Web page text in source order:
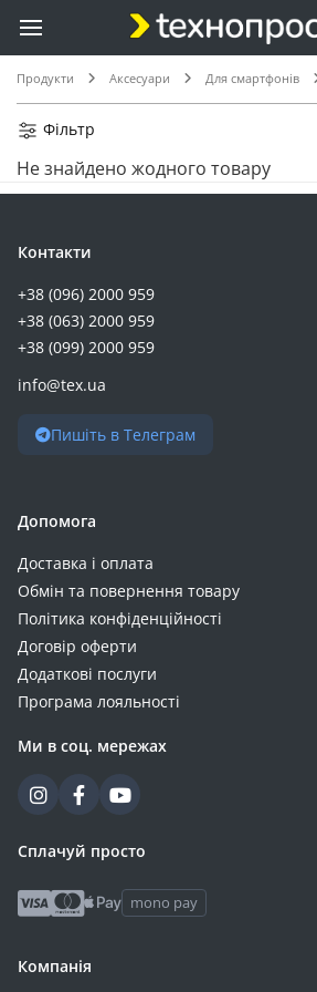
Продукти Аксесуари Для смартфонів
Фільтр
Не знайдено жодного товару
Контакти
+38 (096) 2000 959
+38 (063) 2000 959
+38 (099) 2000 959
info@tex.ua
Пишіть в Телеграм
Допомога
Доставка і оплата
Обмін та повернення товару
Політика конфіденційності
Договір оферти
Додаткові послуги
Програма лояльності
Ми в соц. мережах
Сплачуй просто
mono pay
Компанія